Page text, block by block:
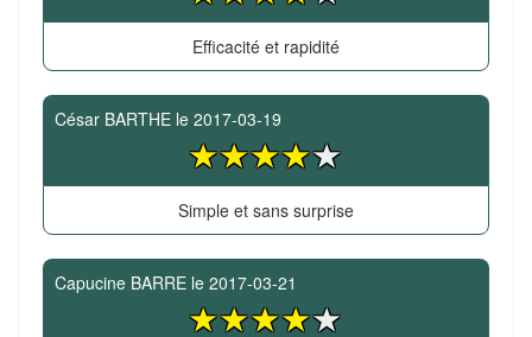
Efficacité et rapidité
César BARTHE le 2017-03-19
Simple et sans surprise
Capucine BARRE le 2017-03-21